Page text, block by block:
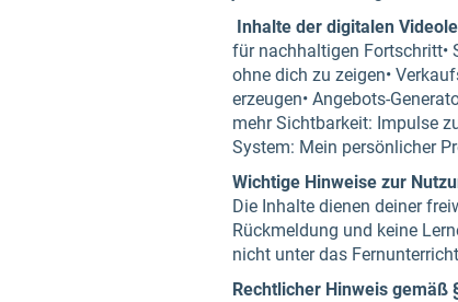
Inhalte der digitalen
für nachhaltigen Fortschritt•
ohne dich zu zeigen•
erzeugen• Angebots-
mehr Sichtbarkeit: Impulse
System: Mein persönlicher
Wichtige Hinweise zur
Die Inhalte dienen deiner
Rückmeldung und keine
nicht unter das
Rechtlicher Hinweis gemäß